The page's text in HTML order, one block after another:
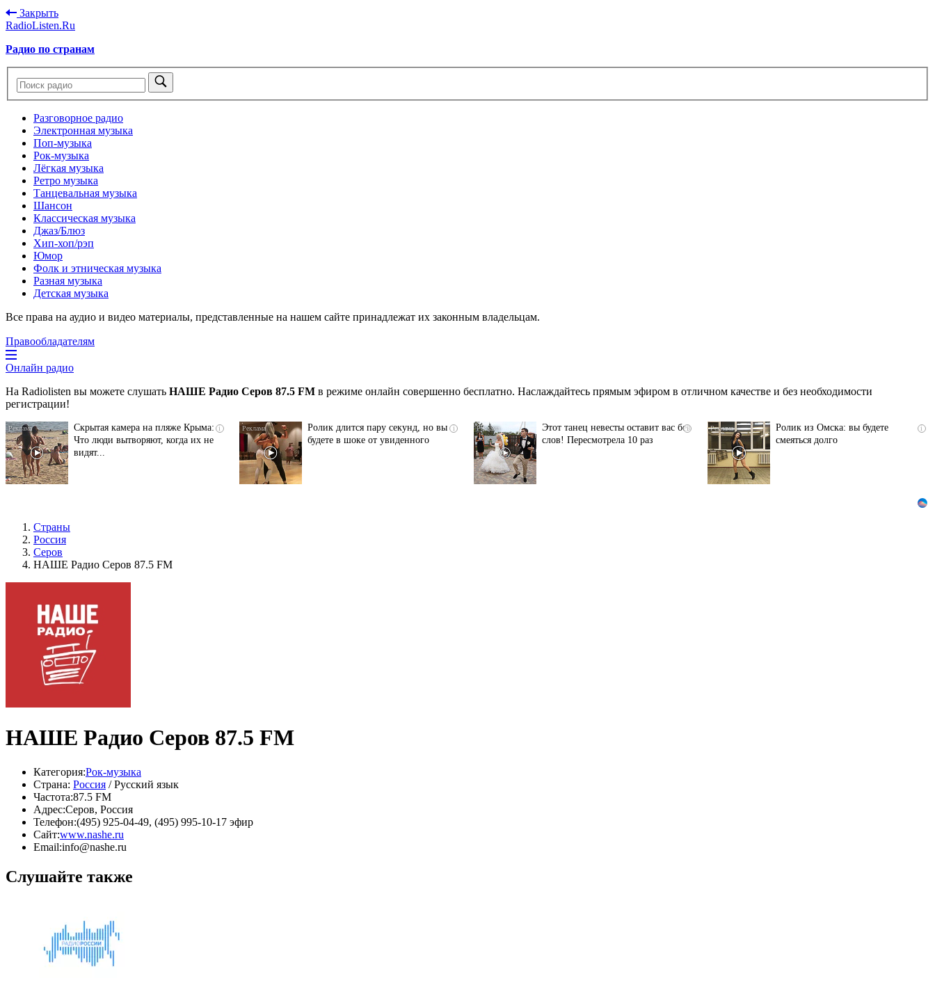
Закрыть
RadioListen.Ru
Радио по странам
Разговорное радио
Электронная музыка
Поп-музыка
Рок-музыка
Лёгкая музыка
Ретро музыка
Танцевальная музыка
Шансон
Классическая музыка
Джаз/Блюз
Хип-хоп/рэп
Юмор
Фолк и этническая музыка
Разная музыка
Детская музыка
Все права на аудио и видео материалы, представленные на нашем сайте принадлежат их законным владельцам.
Правообладателям
Онлайн радио
На Radiolisten вы можете слушать НАШЕ Радио Серов 87.5 FM в режиме онлайн совершенно бесплатно. Наслаждайтесь прямым эфиром в отличном качестве и без необходимости
регистрации!
i
Скрытая камера на пляже Крыма:
Что люди вытворяют, когда их не
видят...
i
Ролик длится пару секунд, но вы
будете в шоке от увиденного
i
Этот танец невесты оставит вас без
слов! Пересмотрела 10 раз
i
Ролик из Омска: вы будете
смеяться долго
Страны
Россия
Серов
НАШЕ Радио Серов 87.5 FM
НАШЕ Радио Серов 87.5 FM
Категория:Рок-музыка
Страна: Россия / Русский язык
Частота:87.5 FM
Адрес:Серов, Россия
Телефон:(495) 925-04-49, (495) 995-10-17 эфир
Сайт:www.nashe.ru
Email:info@nashe.ru
Слушайте также